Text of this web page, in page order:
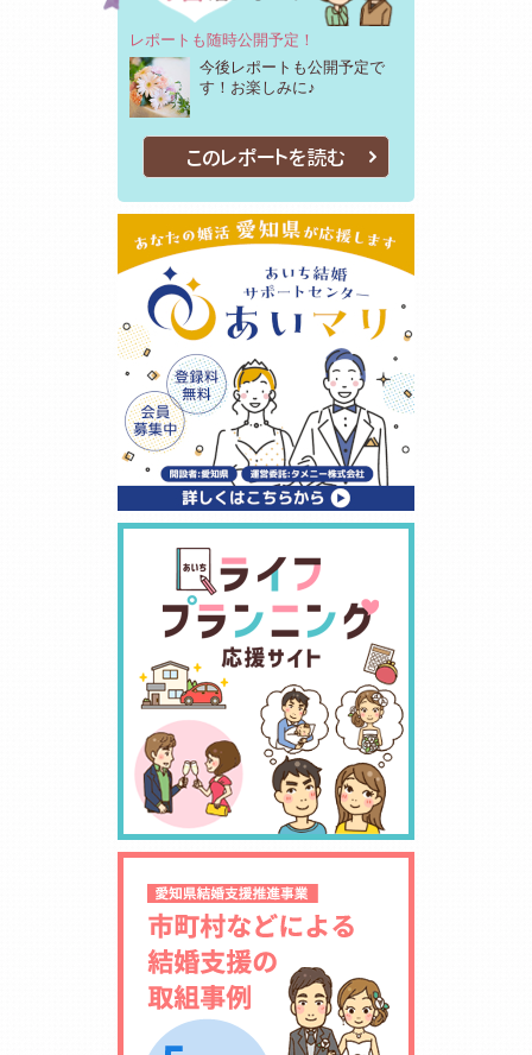
レポートも随時公開予定！
今後レポートも公開予定で
す！お楽しみに♪
このレポートを読む